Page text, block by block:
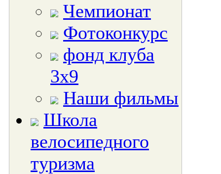
Чемпионат
Фотоконкурс
фонд клуба
3х9
Наши фильмы
Школа
велосипедного
туризма